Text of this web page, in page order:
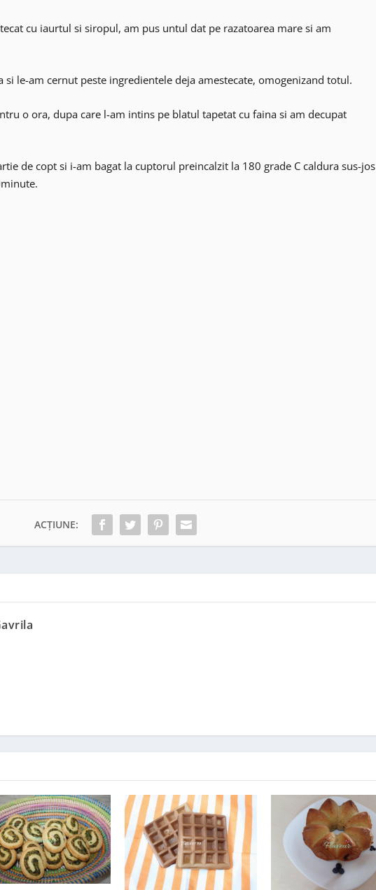
cu iaurtul si siropul, am pus untul dat pe razatoarea mare si am
le-am cernut peste ingredientele deja amestecate, omogenizand totul.
o ora, dupa care l-am intins pe blatul tapetat cu faina si am decupat
de copt si i-am bagat la cuptorul preincalzit la 180 grade C caldura sus-jos
ACȚIUNE: